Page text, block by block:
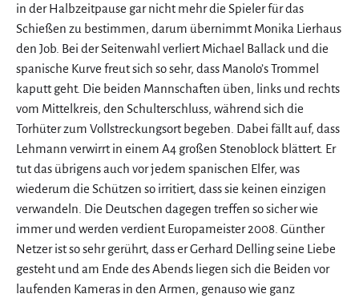
in der Halbzeitpause gar nicht mehr die Spieler für das
Schießen zu bestimmen, darum übernimmt Monika Lierhaus
den Job. Bei der Seitenwahl verliert Michael Ballack und die
spanische Kurve freut sich so sehr, dass Manolo’s Trommel
kaputt geht. Die beiden Mannschaften üben, links und rechts
vom Mittelkreis, den Schulterschluss, während sich die
Torhüter zum Vollstreckungsort begeben. Dabei fällt auf, dass
Lehmann verwirrt in einem A4 großen Stenoblock blättert. Er
tut das übrigens auch vor jedem spanischen Elfer, was
wiederum die Schützen so irritiert, dass sie keinen einzigen
verwandeln. Die Deutschen dagegen treffen so sicher wie
immer und werden verdient Europameister 2008. Günther
Netzer ist so sehr gerührt, dass er Gerhard Delling seine Liebe
gesteht und am Ende des Abends liegen sich die Beiden vor
laufenden Kameras in den Armen, genauso wie ganz